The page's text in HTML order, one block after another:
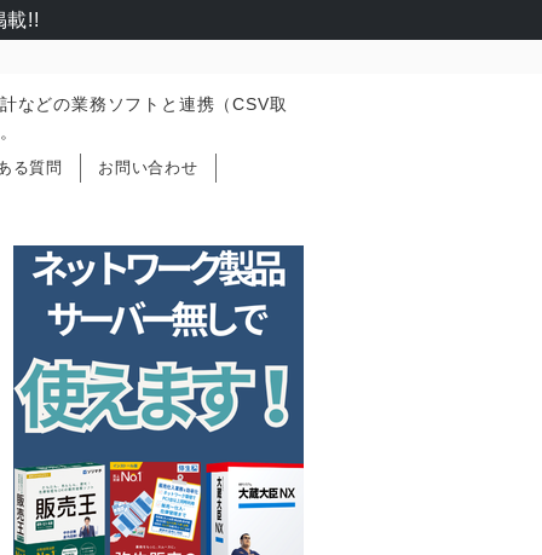
載!!
などの業務ソフトと連携（CSV取
る質問 お問い合わせ